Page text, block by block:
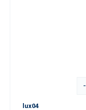
-
lux04